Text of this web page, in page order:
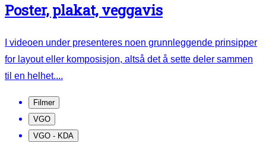
Poster, plakat, veggavis
I videoen under presenteres noen grunnleggende prinsipper
for layout eller komposisjon, altså det å sette deler sammen
til en helhet....
Filmer
VGO
VGO - KDA